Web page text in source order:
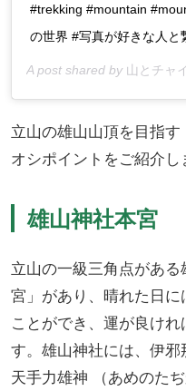
#trekking #mountain
の世界 #写真が好きな人と
A post shared by 山とチ
立山の雄山山頂を目指
オシポイントをご紹介し
雄山神社本宮
立山の一級三角点があ
宮」があり、晴れた日に
ことができ、運が良け
す。雄山神社には、伊
天手力雄神 （あめのた